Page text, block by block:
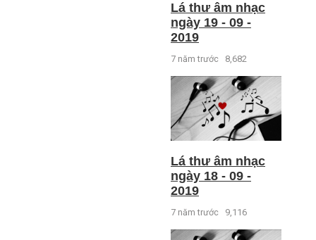
Lá thư âm nhạc
ngày 19 - 09 -
2019
7 năm trước 8,682
Lá thư âm nhạc
ngày 18 - 09 -
2019
7 năm trước 9,116